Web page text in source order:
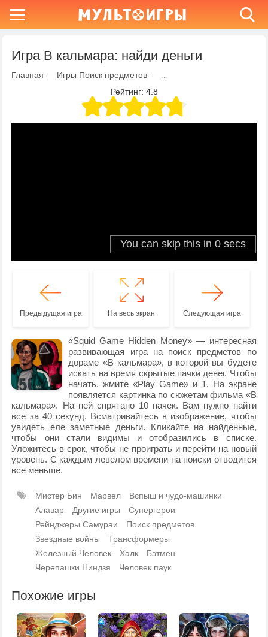
Игра В кальмара: найди деньги
Главная — Игры Поиск предметов —
Рейтинг: 4.8
Предыдущая игра На весь экран Следующая игра
«Squid Game Hidden Money» — интересная
развивающая игра на поиск предметов по
дораме «В кальмара», в которой вы будете
искать на время скрытые пачки денег. Чтобы
начать, жмите «Play Game» и 1. На экране
появляется картинка по сюжетам фильма «В
кальмара». На ней спрятано 10 пачек. Вам нужно найти
все за 40 секунд. Всматривайтесь в изображение, чтобы
увидеть еле заметные деньги. Кликайте на найденные,
чтобы они стали видимы и отобразились в списке.
Уложитесь в срок, чтобы не проиграть и перейти на новый
уровень. С каждым левелом времени на поиски отводится
все меньше.
Мистер Бин Марвел
Вспыш и чудо-машинки
Алавар
Другие игры
Супергерои
Рейнджеры Самураи
Поиск предметов
Звездные войны
Трансформеры
Железный Человек
Халк
Бэтмен
Черепашки Ниндзя
Человек паук
Похожие игры